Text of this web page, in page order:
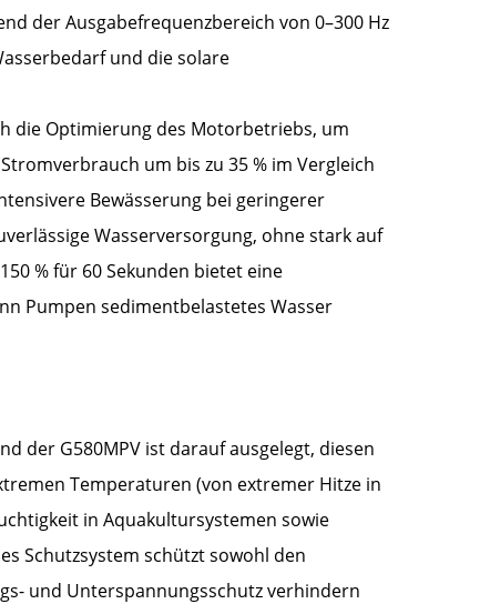
der Ausgabefrequenzbereich von 0–300 Hz
und die solare
die Optimierung des Motorbetriebs, um
um bis zu 35 % im Vergleich
Bewässerung bei geringerer
Wasserversorgung, ohne stark auf
% für 60 Sekunden bietet eine
Pumpen sedimentbelastetes Wasser
der G580MPV ist darauf ausgelegt, diesen
Temperaturen (von extremer Hitze in
in Aquakultursystemen sowie
Schutzsystem schützt sowohl den
und Unterspannungsschutz verhindern